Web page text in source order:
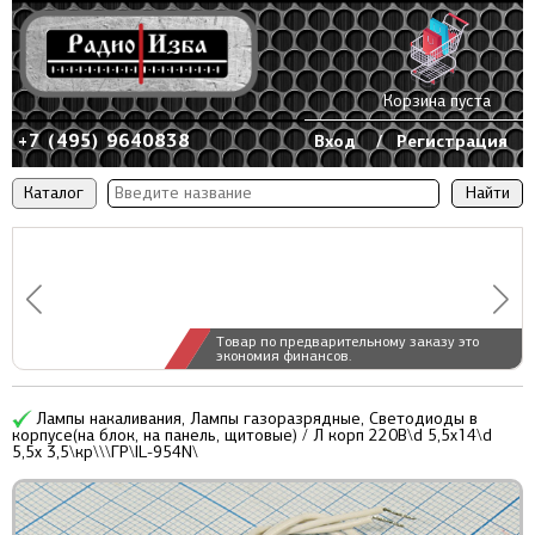
Каталог
Товар по предварительному заказу это
экономия финансов.
+7 (495) 9640838 Вход / Регистрация
Корзина пуста
Лампы накаливания, Лампы газоразрядные, Светодиоды в
корпусе(на блок, на панель, щитовые) / Л корп 220В\d 5,5x14\d
5,5x 3,5\кр\\\ГР\IL-954N\